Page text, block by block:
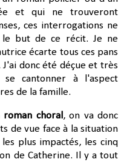
et qui ne trouveront
ces interrogations ne
le but de ce récit. Je ne
écarte tous ces pans
donc été déçue et très
cantonner à l'aspect
de la famille.
roman choral, on va donc
de vue face à la situation
plus impactés, les cinq
de Catherine. Il y a tout